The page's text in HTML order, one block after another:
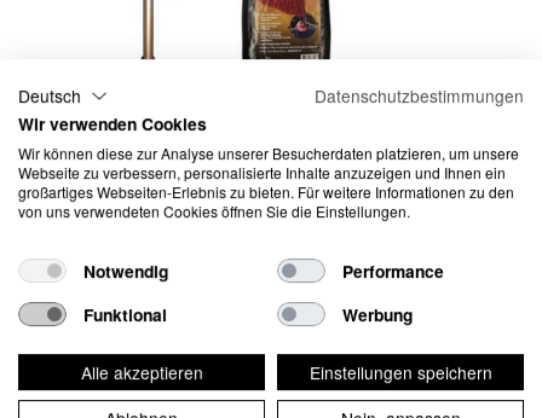
California Triple-Threat-
Duster mit Teleskopstange
Deutsch
Datenschutzbestimmungen
Wir verwenden Cookies
Wir können diese zur Analyse unserer Besucherdaten platzieren, um unsere
Webseite zu verbessern, personalisierte Inhalte anzuzeigen und Ihnen ein
großartiges Webseiten-Erlebnis zu bieten. Für weitere Informationen zu den
von uns verwendeten Cookies öffnen Sie die Einstellungen.
Notwendig
Performance
Funktional
Werbung
Alle akzeptieren
Einstellungen speichern